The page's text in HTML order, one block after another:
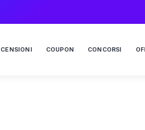
COUPON CONCORSI